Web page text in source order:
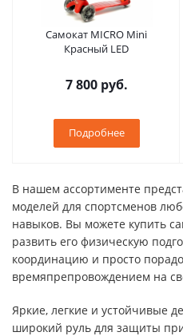
Самокат MICRO Mini
Красный LED
7 800 руб.
Подробнее
В нашем ассортименте
моделей для спортсменов
навыков. Вы можете купить
развить его физическую
координацию и просто
времяпрепровождением на
Яркие, легкие и устойчивые
широкий руль для защиты